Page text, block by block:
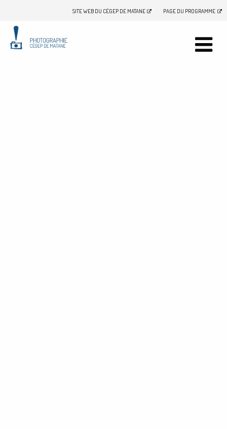
SITE WEB DU CÉGEP DE MATANE PAGE DU PROGRAMME